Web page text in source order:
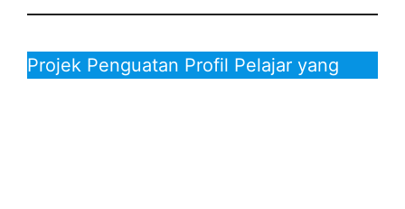
Projek Penguatan Profil Pelajar yang